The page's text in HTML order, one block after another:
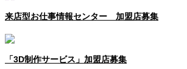
来店型お仕事情報センター 加盟店募集
「3D制作サービス」加盟店募集